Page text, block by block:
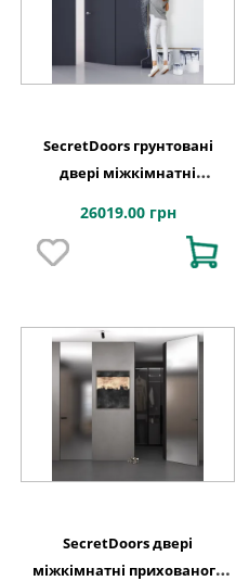
SecretDoors грунтовані
двері міжкімнатні
відкриваня
26019.00 грн
SecretDoors двері
міжкімнатні прихованого